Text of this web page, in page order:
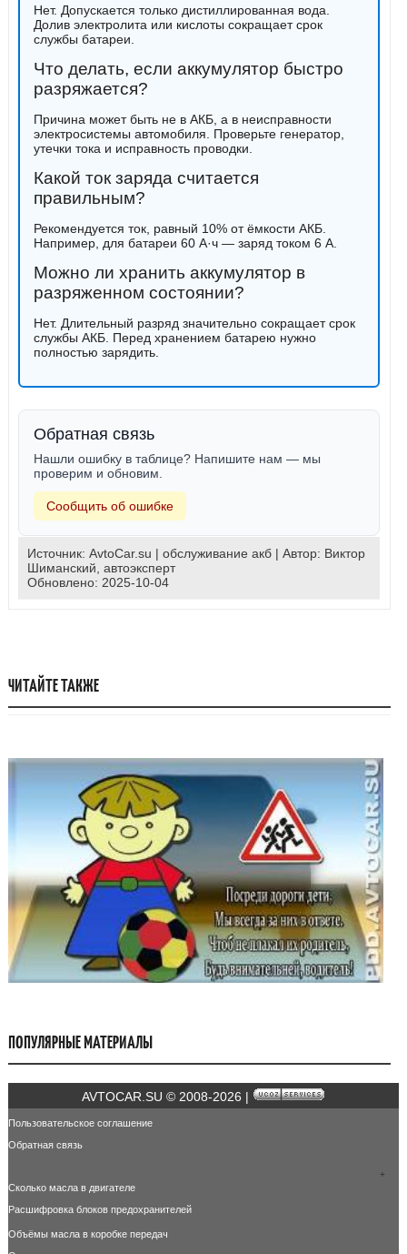
Нет. Допускается только дистиллированная вода.
Долив электролита или кислоты сокращает срок
службы батареи.
Что делать, если аккумулятор быстро
разряжается?
Причина может быть не в АКБ, а в неисправности
электросистемы автомобиля. Проверьте генератор,
утечки тока и исправность проводки.
Какой ток заряда считается
правильным?
Рекомендуется ток, равный 10% от ёмкости АКБ.
Например, для батареи 60 А·ч — заряд током 6 А.
Можно ли хранить аккумулятор в
разряженном состоянии?
Нет. Длительный разряд значительно сокращает срок
службы АКБ. Перед хранением батарею нужно
полностью зарядить.
Обратная связь
Нашли ошибку в таблице? Напишите нам — мы
проверим и обновим.
Сообщить об ошибке
Источник:AvtoCar.su |обслуживание акб | Автор: Виктор
Шиманский, автоэксперт
Обновлено: 2025-10-04
ЧИТАЙТЕ ТАКЖЕ
ПОПУЛЯРНЫЕ МАТЕРИАЛЫ
AVTOCAR.SU © 2008-2026 |
Пользовательское соглашение
Обратная связь
+
Сколько масла в двигателе
Расшифровка блоков предохранителей
Объёмы масла в коробке передач